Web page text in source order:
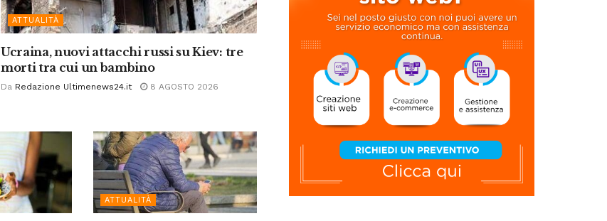
ATTUALITÀ
Ucraina, nuovi attacchi russi su Kiev: tre
morti tra cui un bambino
Da Redazione Ultimenews24.it 8 AGOSTO 2026
ATTUALITÀ